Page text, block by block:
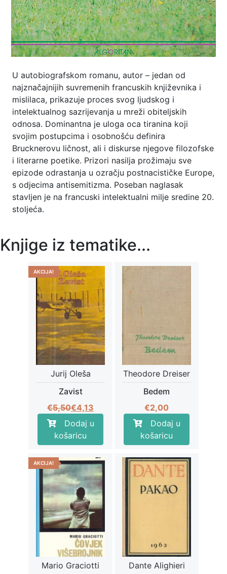
U autobiografskom romanu, autor – jedan od
najznačajnijih suvremenih francuskih književnika i
mislilaca, prikazuje proces svog ljudskog i
intelektualnog sazrijevanja u mreži obiteljskih
odnosa. Dominantna je uloga oca tiranina koji
svojim postupcima i osobnošću definira
Brucknerovu ličnost, ali i diskurse njegove filozofske
i literarne poetike. Prizori nasilja prožimaju sve
epizode odrastanja u ozračju postnacističke Europe,
s odjecima antisemitizma. Poseban naglasak
stavljen je na francuski intelektualni milje sredine 20.
stoljeća.
Knjige iz tematike...
AKCIJA!
Jurij Oleša
Zavist
€5,50Izvorna
cijena
bila
je:
€5,50.
€4,13
Trenutna
cijena
je:
€4,13.
Dodaj u
košaricu
Theodore Dreiser
Bedem
€2,00
Dodaj u
košaricu
AKCIJA!
Mario Graciotti Dante Alighieri